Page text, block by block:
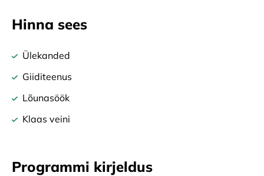
Hinna sees
Ülekanded
Giiditeenus
Lõunasöök
Klaas veini
Programmi kirjeldus